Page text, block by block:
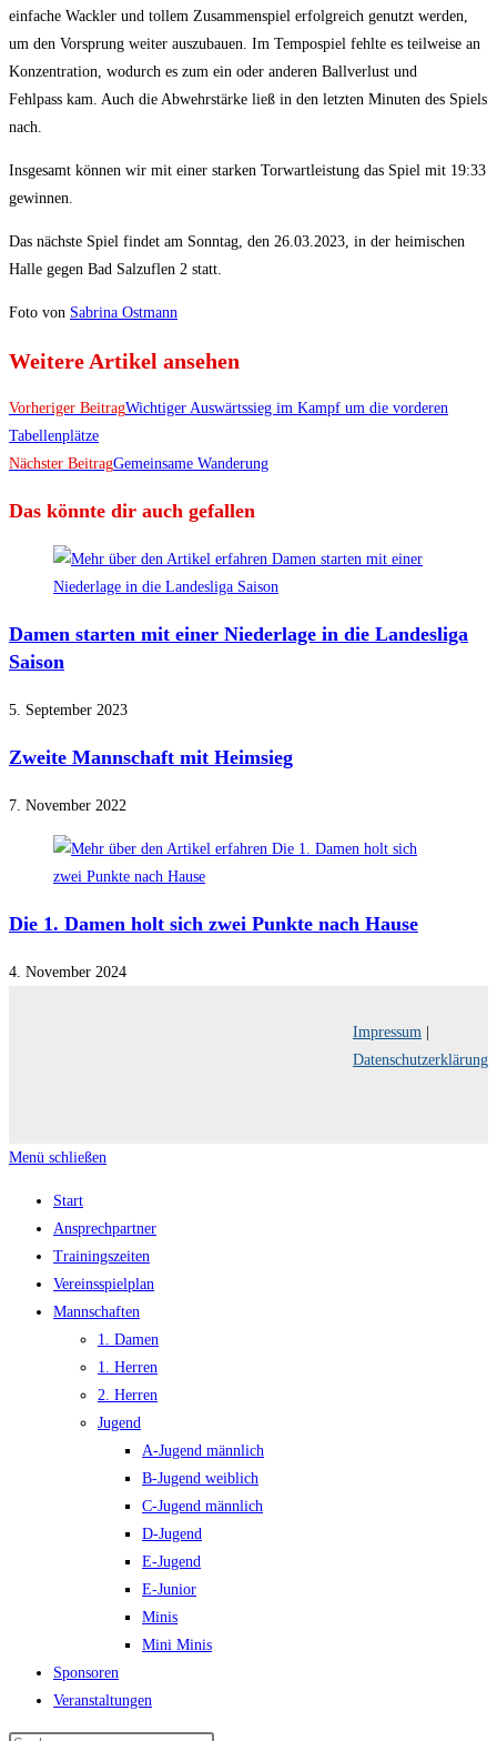
einfache Wackler und tollem Zusammenspiel erfolgreich genutzt werden,
um den Vorsprung weiter auszubauen. Im Tempospiel fehlte es teilweise an
Konzentration, wodurch es zum ein oder anderen Ballverlust und
Fehlpass kam. Auch die Abwehrstärke ließ in den letzten Minuten des Spiels
nach.
Insgesamt können wir mit einer starken Torwartleistung das Spiel mit 19:33
gewinnen.
Das nächste Spiel findet am Sonntag, den 26.03.2023, in der heimischen
Halle gegen Bad Salzuflen 2 statt.
Foto von Sabrina Ostmann
Weitere Artikel ansehen
Vorheriger BeitragWichtiger Auswärtssieg im Kampf um die vorderen
Tabellenplätze
Nächster BeitragGemeinsame Wanderung
Das könnte dir auch gefallen
Damen starten mit einer Niederlage in die Landesliga
Saison
5. September 2023
Zweite Mannschaft mit Heimsieg
7. November 2022
Die 1. Damen holt sich zwei Punkte nach Hause
4. November 2024
Impressum
Datenschutzerklärung
Menü schließen
Start
Ansprechpartner
Trainingszeiten
Vereinsspielplan
Mannschaften
1. Damen
1. Herren
2. Herren
Jugend
A-Jugend männlich
B-Jugend weiblich
C-Jugend männlich
D-Jugend
E-Jugend
E-Junior
Minis
Mini Minis
Sponsoren
Veranstaltungen